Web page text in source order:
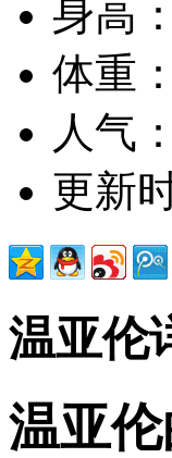
身高：
体重：
人气：
更新
温亚伦
温亚